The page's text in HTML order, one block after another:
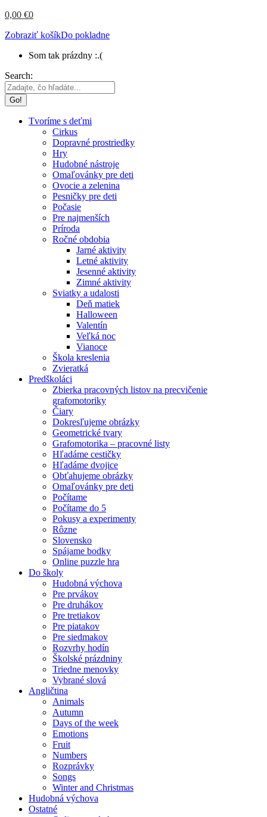
0,00 €0
Zobraziť košíkDo pokladne
Som tak prázdny :.(
Search:
Tvoríme s deťmi
Cirkus
Dopravné prostriedky
Hry
Hudobné nástroje
Omaľovánky pre deti
Ovocie a zelenina
Pesničky pre deti
Počasie
Pre najmenších
Príroda
Ročné obdobia
Jarné aktivity
Letné aktivity
Jesenné aktivity
Zimné aktivity
Sviatky a udalosti
Deň matiek
Halloween
Valentín
Veľká noc
Vianoce
Škola kreslenia
Zvieratká
Predškoláci
Zbierka pracovných listov na precvičenie
grafomotoriky
Čiary
Dokresľujeme obrázky
Geometrické tvary
Grafomotorika – pracovné listy
Hľadáme cestičky
Hľadáme dvojice
Obťahujeme obrázky
Omaľovánky pre deti
Počítame
Počítame do 5
Pokusy a experimenty
Rôzne
Slovensko
Spájame bodky
Online puzzle hra
Do školy
Hudobná výchova
Pre prvákov
Pre druhákov
Pre tretiakov
Pre piatakov
Pre siedmakov
Rozvrhy hodín
Školské prázdniny
Triedne menovky
Vybrané slová
Angličtina
Animals
Autumn
Days of the week
Emotions
Fruit
Numbers
Rozprávky
Songs
Winter and Christmas
Hudobná výchova
Ostatné